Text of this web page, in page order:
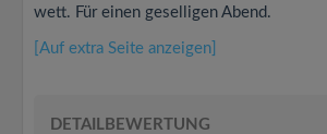
wett. Für einen geselligen Abend.
[Auf extra Seite anzeigen]
DETAILBEWERTUNG